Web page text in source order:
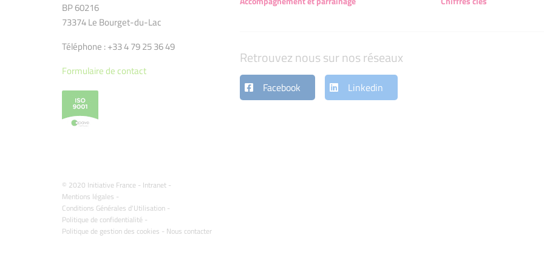
BP 60216
73374 Le Bourget-du-Lac
Téléphone : +33 4 79 25 36 49
Formulaire de contact
© 2020 Initiative France - Intranet -
Mentions légales -
Conditions Générales d'Utilisation -
Politique de confidentialité -
Politique de gestion des cookies - Nous contacter
Retrouvez nous sur nos réseaux
Facebook Linkedin